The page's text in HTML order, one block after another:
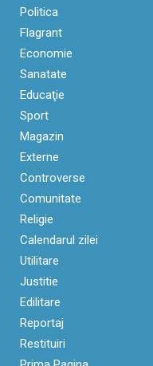
Politica
Flagrant
Economie
Sanatate
Educaţie
Sport
Magazin
Externe
Controverse
Comunitate
Religie
Calendarul zilei
Utilitare
Justitie
Edilitare
Reportaj
Restituiri